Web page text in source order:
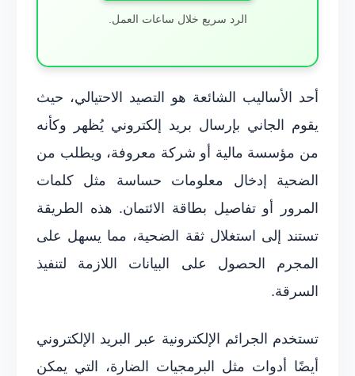
الرد سريع خلال ساعات العمل.
أحد الأساليب الشائعة هو التصيد الاحتيالي، حيث
يقوم الجاني بإرسال بريد إلكتروني يُظهر وكأنه
من مؤسسة مالية أو شركة معروفة، ويطلب من
الضحية إدخال معلومات حساسة مثل كلمات
المرور أو تفاصيل بطاقة الائتمان. هذه الطريقة
تستند إلى استغلال ثقة الضحية، مما يسهل على
المجرم الحصول على البيانات اللازمة لتنفيذ
السرقة.
تستخدم الجرائم الإلكترونية عبر البريد الإلكتروني
أيضًا أدوات مثل البرمجيات الضارة، التي يمكن